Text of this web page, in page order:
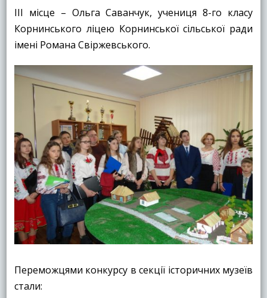
ІІІ місце – Ольга Саванчук, учениця 8-го класу
Корнинського ліцею Корнинської сільської ради
імені Романа Свіржевського.
Переможцями конкурсу в секції історичних музеїв
стали: